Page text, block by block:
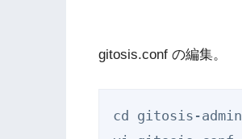
gitosis.conf の編集。
cd gitosis-admin